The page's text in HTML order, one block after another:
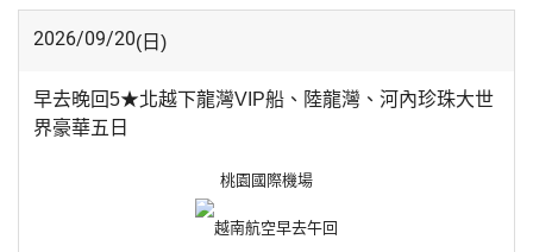
2026/09/20(日)
早去晚回5★北越下龍灣VIP船、陸龍灣、河內珍珠大世
界豪華五日
桃園國際機場
越南航空早去午回